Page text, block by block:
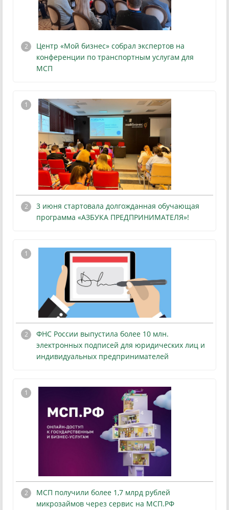
Центр «Мой бизнес» собрал экспертов на
конференции по транспортным услугам для
МСП
3 июня стартовала долгожданная обучающая
программа «АЗБУКА ПРЕДПРИНИМАТЕЛЯ»!
ФНС России выпустила более 10 млн.
электронных подписей для юридических лиц и
индивидуальных предпринимателей
МСП получили более 1,7 млрд рублей
микрозаймов через сервис на МСП.РФ